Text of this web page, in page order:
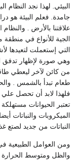
البيئي. لهذا نجد
جامدة. فعلم البيئة هو
علاقتنا بالأرض .
الجية للأنواع في منطقة
التي إستعملت لتعيدها
وهي صورة لإظهار تدفق
من كائن لآخر ليعطي
طعام تبدأ بالشمس .
فلهذا لابد أن تحصل علي
تعتبر الحيوانات
الميكروبات والنباتات
النباتات من جديد لصتع
ومن العوامل الطبيعية
والظل ومتوسط الحرارة